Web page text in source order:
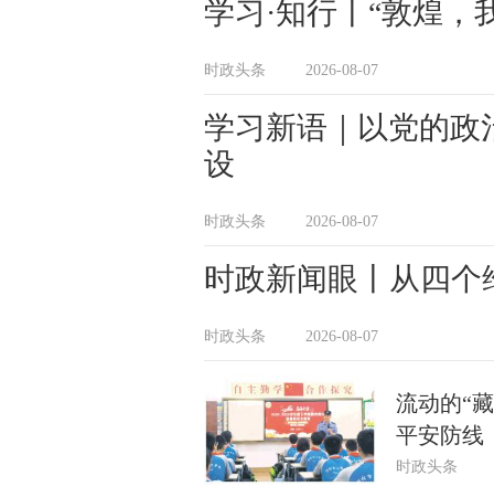
学习·知行丨“敦煌，
时政头条 2026-08-07
学习新语｜以党的
设
时政头条 2026-08-07
时政新闻眼丨从四
时政头条 2026-08-07
流动的“
平安防线
时政头条